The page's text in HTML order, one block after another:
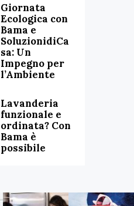
Giornata
Ecologica con
Bama e
SoluzionidiCa
sa: Un
Impegno per
l’Ambiente
Lavanderia
funzionale e
ordinata? Con
Bama è
possibile